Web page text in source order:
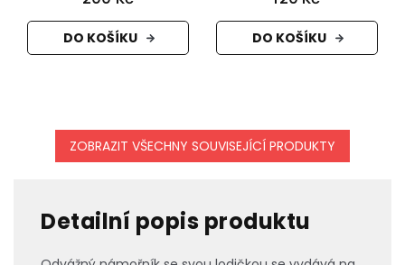
DO KOŠÍKU DO KOŠÍKU
ZOBRAZIT VŠECHNY SOUVISEJÍCÍ PRODUKTY
Detailní popis produktu